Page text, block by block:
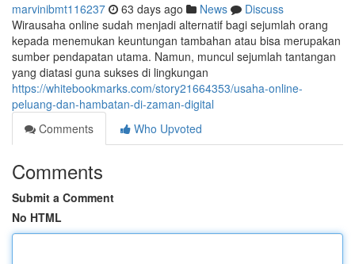
marvinibmt116237 63 days ago News
Discuss
Wirausaha online sudah menjadi alternatif bagi sejumlah orang
kepada menemukan keuntungan tambahan atau bisa merupakan
sumber pendapatan utama. Namun, muncul sejumlah tantangan
yang diatasi guna sukses di lingkungan
https://whitebookmarks.com/story21664353/usaha-online-
peluang-dan-hambatan-di-zaman-digital
Comments
Who Upvoted
Comments
Submit a Comment
No HTML